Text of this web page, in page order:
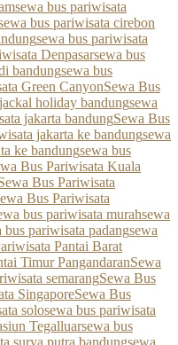
sewa bus pariwisata
bus pariwisata cirebon
sewa bus pariwisata
Denpasarsewa bus
bandungsewa bus
Green CanyonSewa Bus
holiday bandungsewa
jakarta bandungSewa Bus
jakarta ke bandungsewa
ke bandungsewa bus
Bus Pariwisata Kuala
Bus Pariwisata
Bus Pariwisata
bus pariwisata murahsewa
bus pariwisata padangsewa
Pantai Barat
Timur PangandaranSewa
semarangSewa Bus
SingaporeSewa Bus
solosewa bus pariwisata
Tegalluarsewa bus